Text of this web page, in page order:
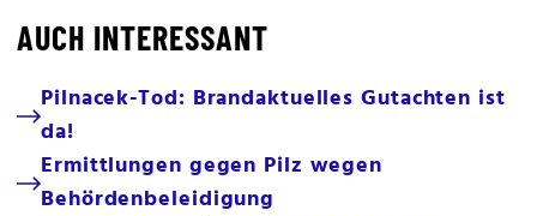
AUCH INTERESSANT
Pilnacek-Tod: Brandaktuelles Gutachten ist
da!
Ermittlungen gegen Pilz wegen
Behördenbeleidigung